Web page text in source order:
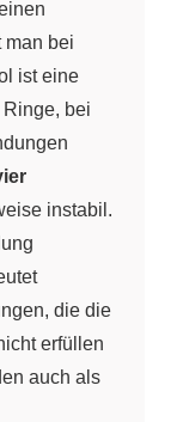
man bei
ist eine
bei
instabil.
die die
erfüllen
auch als